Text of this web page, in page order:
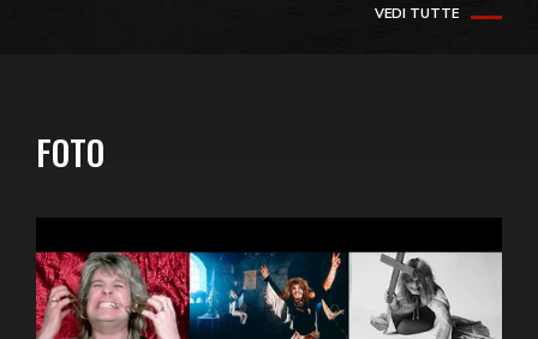
VEDI TUTTE
FOTO